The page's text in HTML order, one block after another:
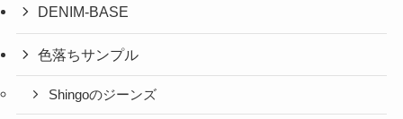
DENIM-BASE
色落ちサンプル
Shingoのジーンズ